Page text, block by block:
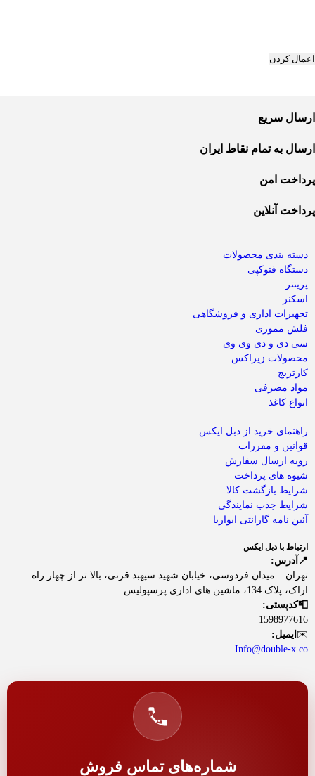
اعمال کردن
ارسال سریع
ارسال به تمام نقاط ایران
پرداخت امن
پرداخت آنلاین
دسته بندی محصولات
دستگاه فتوکپی
پرینتر
اسکنر
تجهیزات اداری و فروشگاهی
فلش مموری
سی دی و دی وی وی
محصولات زیراکس
کارتریج
مواد مصرفی
انواع کاغذ
راهنمای خرید از دبل ایکس
قوانین و مقررات
رویه ارسال سفارش
شیوه های پرداخت
شرایط بازگشت کالا
شرایط جذب نمایندگی
آئین نامه گارانتی ایواریا
ارتباط با دبل ایکس
📍آدرس:
تهران – میدان فردوسی، خیابان شهید سپهبد قرنی، بالا تر از چهار راه
اراک، پلاک 134، ماشین های اداری پرسپولیس
📮کدپستی:
1598977616
✉️ ایمیل:
Info@double-x.co
شماره‌های تماس فروش